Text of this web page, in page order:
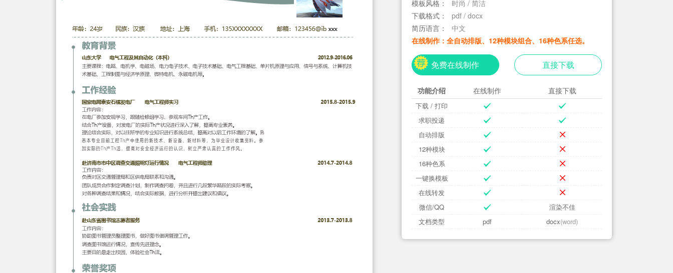
模板风格：
时尚 / 简洁
下载格式：
pdf / docx
简历语言：
中文
在线制作：全自动排版、12种模块组合、16种色系任选。
免费在线制作 直接下载
功能介绍 在线制作 直接下载
下载 / 打印
求职投递
自动排版
12种模块
16种色系
一键换模板
在线转发
微信/QQ
渲染不佳
文档类型
pdf docx(word)